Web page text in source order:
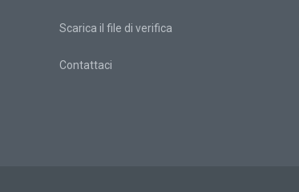
Scarica il file di verifica
Contattaci